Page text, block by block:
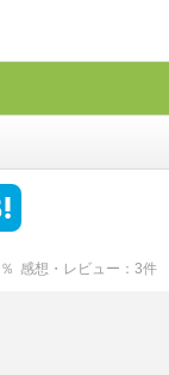
％ 感想・レビュー 3件